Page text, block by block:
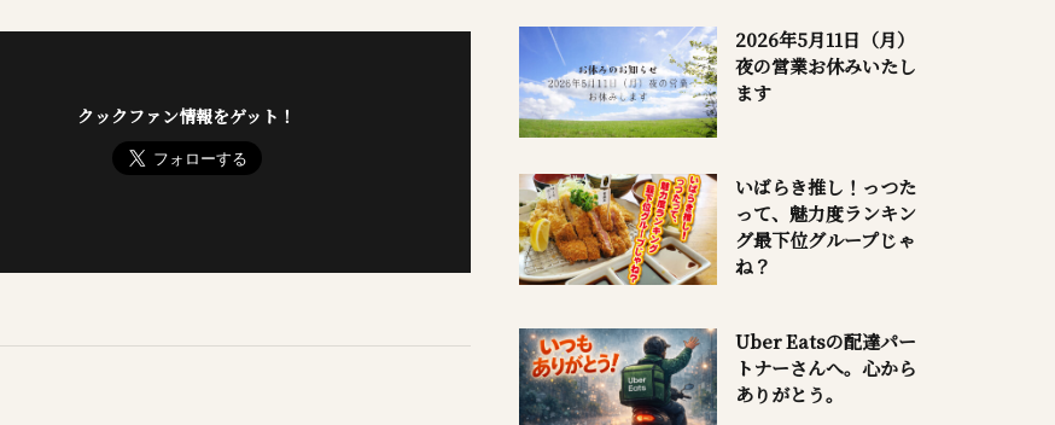
クックファン情報をゲット！
2026年5月11日（月）
夜の営業お休みいたし
ます
いばらき推し！っつた
って、魅力度ランキン
グ最下位グループじゃ
ね？
Uber Eatsの配達パー
トナーさんへ。心から
ありがとう。